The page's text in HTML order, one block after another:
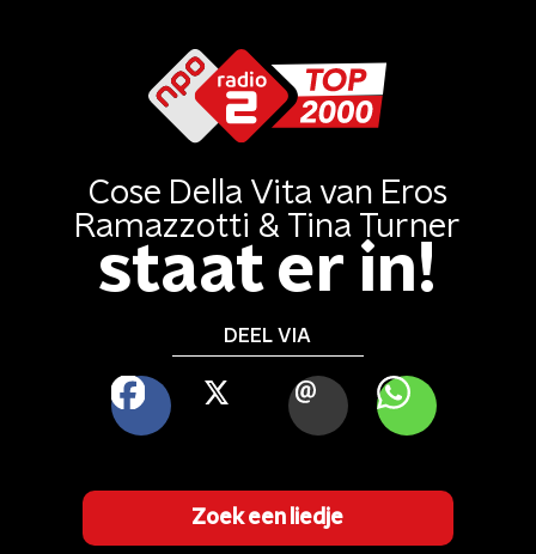
Cose Della Vitavan Eros
Ramazzotti & Tina Turner
staat er in!
DEEL VIA
FACEBOOK
X MAIL WHATSAPP
Zoek een liedje